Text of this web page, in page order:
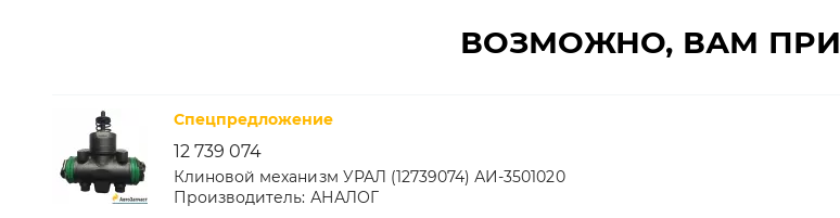
ВОЗМОЖНО, ВАМ
Спецпредложение
12 739 074
Клиновой механизм УРАЛ (12739074) АИ-3501020
Производитель: АНАЛОГ